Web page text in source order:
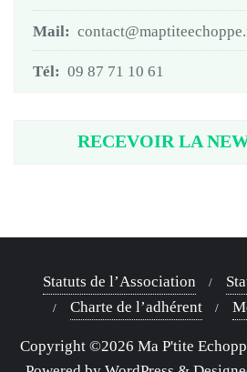
Mail:
Tél: 09 87 71 10 61
RECEVOIR LA
Statuts de l’Association
Charte de l’adhérent
Copyright ©2026 Ma P'tite